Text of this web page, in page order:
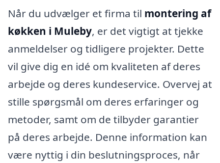
Når du udvælger et firma til montering af
køkken i Muleby, er det vigtigt at tjekke
anmeldelser og tidligere projekter. Dette
vil give dig en idé om kvaliteten af deres
arbejde og deres kundeservice. Overvej at
stille spørgsmål om deres erfaringer og
metoder, samt om de tilbyder garantier
på deres arbejde. Denne information kan
være nyttig i din beslutningsproces, når